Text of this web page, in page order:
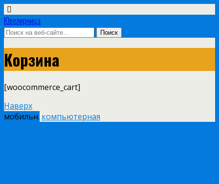
Ювелирница
Корзина
[woocommerce_cart]
Наверх
мобильн. компьютерная